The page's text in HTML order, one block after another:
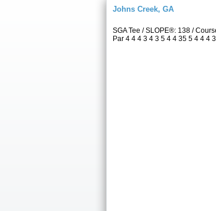
Johns Creek, GA
SGA Tee / SLOPE®: 138 /
Par 4 4 4 3 4 3 5 4 4 35 5 4 4 4